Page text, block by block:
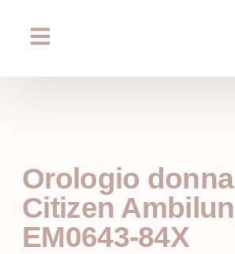
Orologio donna
Citizen
EM0643-84X